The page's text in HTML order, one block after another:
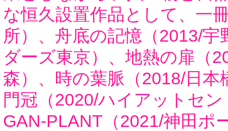
な恒久設置作品として、一
所）、舟底の記憶（2013/
ダーズ東京）、地熱の扉（
森）、時の葉脈（2018/日
門冠（2020/ハイアットセ
GAN-PLANT（2021/神田ポ